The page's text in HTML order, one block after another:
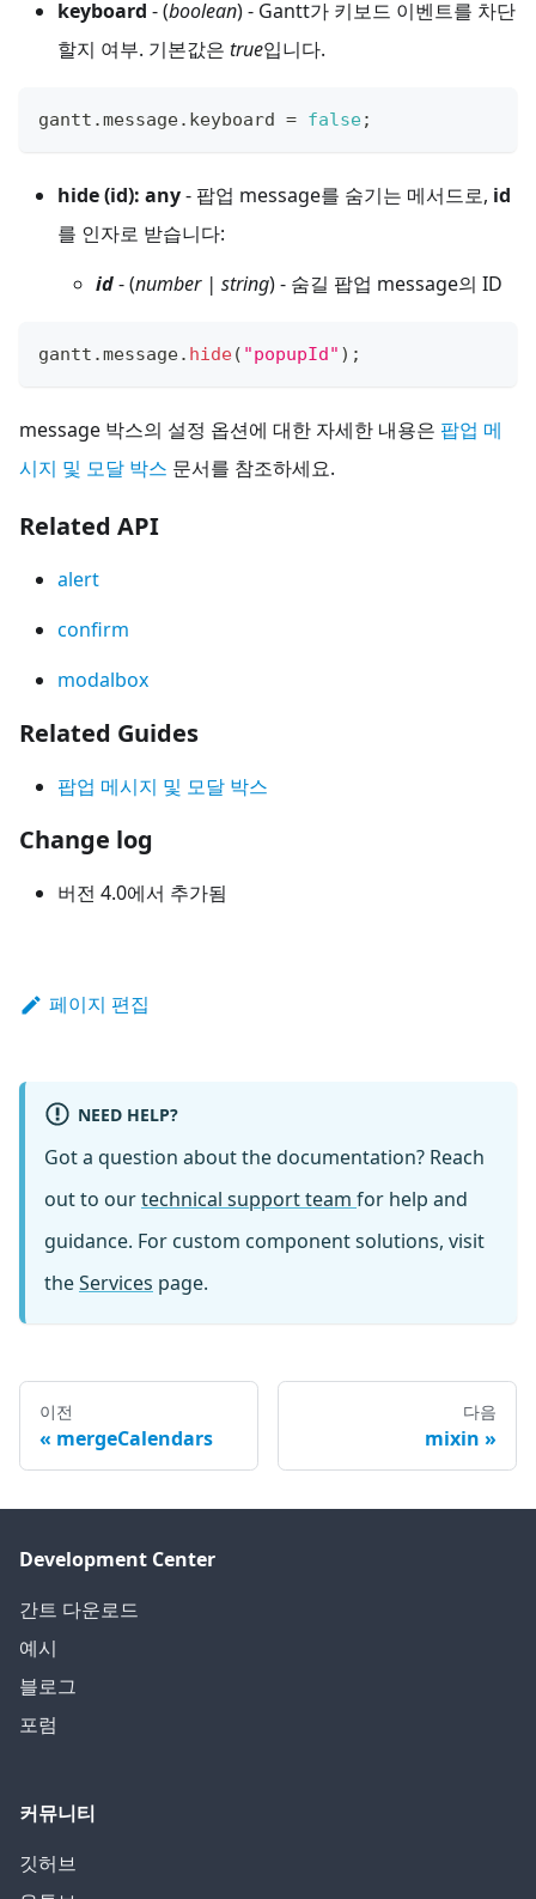
keyboard - (boolean) - Gantt가 키보드 이벤트를 차단
할지 여부. 기본값은 true입니다.
gantt .message. keyboard = false;
hide (id): any- 팝업 message를 숨기는 메서드로, id
를 인자로 받습니다:
id- (number | string) - 숨길 팝업 message의 ID
gantt .message. hide( "popupId" ) ;
message 박스의 설정 옵션에 대한 자세한 내용은 팝업 메
시지 및 모달 박스 문서를 참조하세요.
Related API
alert
confirm
modalbox
Related Guides
팝업 메시지 및 모달 박스
Change log
버전 4.0에서 추가됨
페이지 편집
NEED HELP?
Got a question about the documentation? Reach
out to ourtechnical support team for help and
guidance. For custom component solutions, visit
theServices page.
이전
mergeCalendars
다음
mixin
Development Center
간트 다운로드
예시
블로그
포럼
커뮤니티
깃허브